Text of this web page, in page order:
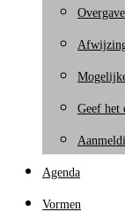
Overgave
Geef het
Agenda
Vormen